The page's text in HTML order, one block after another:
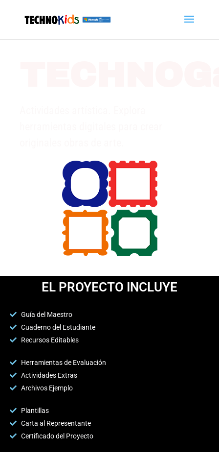
EL PROYECTO INCLUYE
Guía del Maestro
Cuaderno del Estudiante
Recursos Editables
Herramientas de Evaluación
Actividades Extras
Archivos Ejemplo
Plantillas
Carta al Representante
Certificado del Proyecto